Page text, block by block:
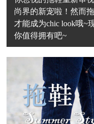
尚界的新宠啦！然而
才能成为chic look哦~
你值得拥有吧~